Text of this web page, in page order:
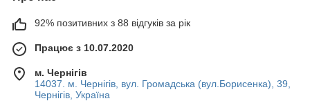
92% позитивних з 88 відгуків за рік
Працює з 10.07.2020
м. Чернігів
14037. м. Чернігів, вул. Громадська (вул.Борисенка), 39,
Чернігів, Україна